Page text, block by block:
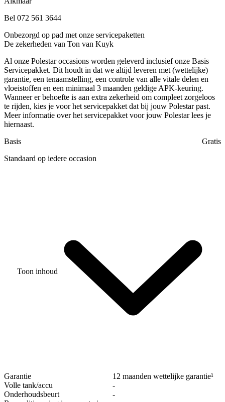
Bel 072 561 3644
Onbezorgd op pad met onze servicepaketten
De zekerheden van Ton van Kuyk
Al onze Polestar occasions worden geleverd inclusief onze Basis
Servicepakket. Dit houdt in dat we altijd leveren met (wettelijke)
garantie, een tenaamstelling, een controle van alle vitale delen en
vloeistoffen en een minimaal 3 maanden geldige APK-keuring.
Wanneer er behoefte is aan extra zekerheid om compleet zorgeloos
te rijden, kies je voor het servicepakket dat bij jouw Polestar past.
Meer informatie over het servicepakket voor jouw Polestar lees je
hiernaast.
Basis
Gratis
Standaard op iedere occasion
Toon inhoud
Garantie
12 maanden wettelijke garantie¹
Volle tank/accu
‐
Onderhoudsbeurt
‐